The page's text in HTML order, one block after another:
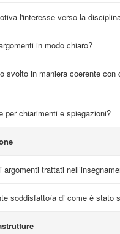
l'interesse verso la
in modo chiaro?
svolto in maniera coerente
per chiarimenti e spiegazioni?
trattati
soddisfatto/a di come è stato